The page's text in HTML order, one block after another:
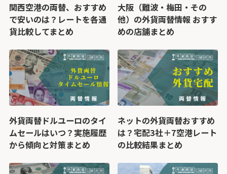
関西空港の両替、おすすめ
で安いのは？レートを各通
貨比較してまとめ
大阪（難波・梅田・その
他）の外貨両替情報 おすす
めの店舗まとめ
外貨両替ドルユーロのタイ
ムセールはいつ？実施履歴
から傾向と対策まとめ
ネットの外貨両替おすすめ
は？宅配3社＋7空港レート
の比較結果まとめ